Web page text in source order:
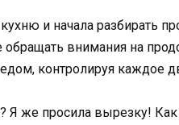
и начала разбирать
обращать внимания на
контролируя каждое
Я же просила вырезку!